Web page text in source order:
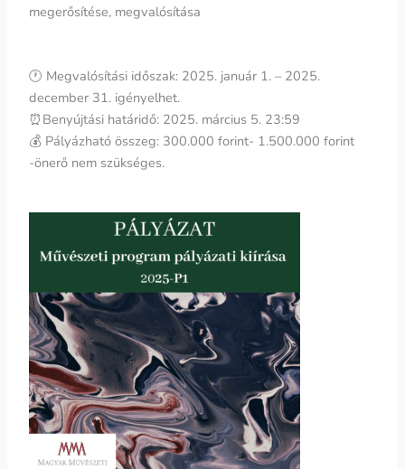
megerősítése, megvalósítása
🕐 Megvalósítási időszak: 2025. január 1. – 2025.
december 31. igényelhet.
⏰Benyújtási határidő: 2025. március 5. 23:59
💰 Pályázható összeg: 300.000 forint- 1.500.000 forint
-önerő nem szükséges.